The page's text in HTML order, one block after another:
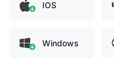
IOS
Windows